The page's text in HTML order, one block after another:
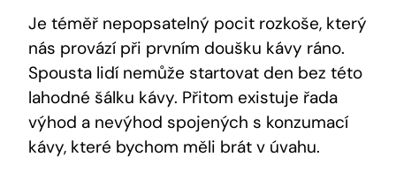
Je téměř nepopsatelný​ pocit rozkoše, který
nás provází při prvním doušku kávy ráno.
Spousta lidí nemůže startovat ⁣den bez této
lahodné šálku ​kávy. Přitom existuje řada⁣
výhod a nevýhod ‌spojených ⁤s​ konzumací‌
kávy, které bychom ⁤měli brát v úvahu.